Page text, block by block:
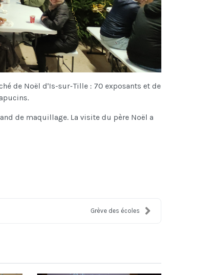
de Noël d'Is-sur-Tille : 70 exposants et de
de maquillage. La visite du père Noël a
Grève des écoles